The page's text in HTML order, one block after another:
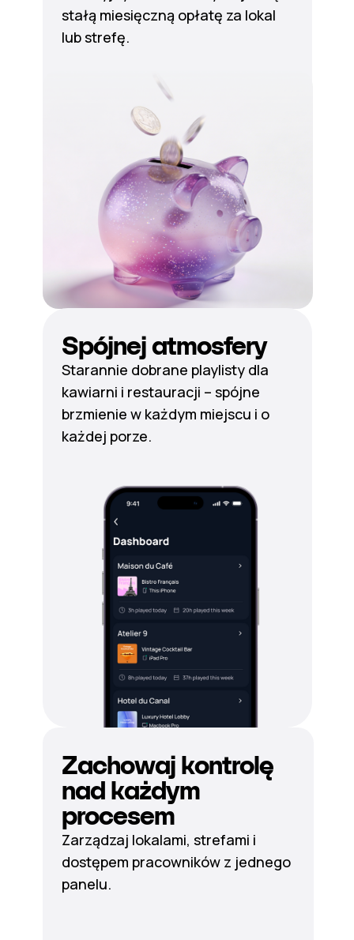
stałą miesięczną opłatę za lokal
lub strefę.
Spójnej atmosfery
Starannie dobrane playlisty dla
kawiarni i restauracji – spójne
brzmienie w każdym miejscu i o
każdej porze.
Zachowaj kontrolę
nad każdym
procesem
Zarządzaj lokalami, strefami i
dostępem pracowników z jednego
panelu.